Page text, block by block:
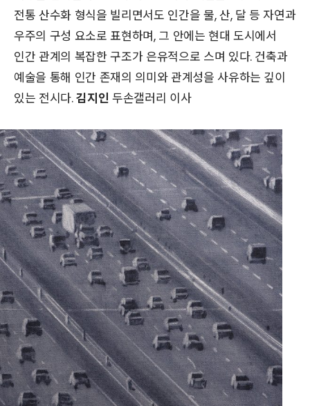
전통 산수화 형식을 빌리면서도 인간을 물, 산, 달 등 자연과
우주의 구성 요소로 표현하며, 그 안에는 현대 도시에서
인간 관계의 복잡한 구조가 은유적으로 스며 있다. 건축과
예술을 통해 인간 존재의 의미와 관계성을 사유하는 깊이
있는 전시다.김지인 두손갤러리 이사